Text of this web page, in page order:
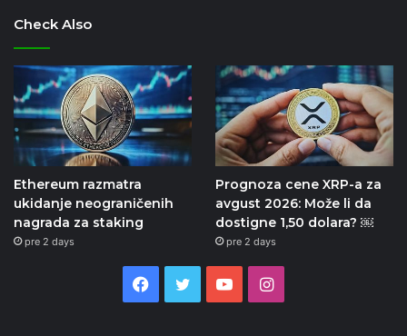
Check Also
Ethereum razmatra
ukidanje neograničenih
nagrada za staking
pre 2 days
Prognoza cene XRP-a za
avgust 2026: Može li da
dostigne 1,50 dolara? ￼
pre 2 days
Facebook
TwitterYouTubeInstagram